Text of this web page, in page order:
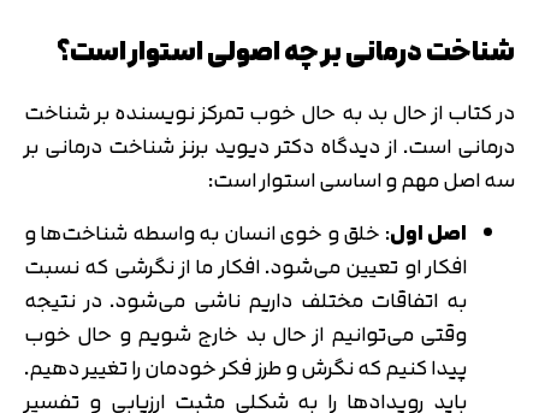
شناخت درمانی بر چه اصولی استوار است؟
در کتاب از حال بد به حال خوب تمرکز نویسنده بر شناخت
درمانی است. از دیدگاه دکتر دیوید برنز شناخت درمانی بر
سه اصل مهم و اساسی استوار است:
اصل اول: خلق و خوی انسان به واسطه شناخت‌ها و
افکار او تعیین می‌شود. افکار ما از نگرشی که نسبت
به اتفاقات مختلف داریم ناشی می‌شود. در نتیجه
وقتی می‌توانیم از حال بد خارج شویم و حال خوب
پیدا کنیم که نگرش و طرز فکر خودمان را تغییر دهیم.
باید رویدادها را به شکلی مثبت ارزیابی و تفسیر